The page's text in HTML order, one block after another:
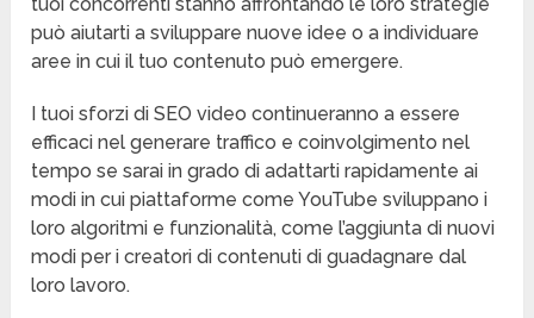
può aiutarti a sviluppare nuove idee o a individuare
aree in cui il tuo contenuto può emergere.
I tuoi sforzi di SEO video continueranno a essere
efficaci nel generare traffico e coinvolgimento nel
tempo se sarai in grado di adattarti rapidamente ai
modi in cui piattaforme come YouTube sviluppano i
loro algoritmi e funzionalità, come l’aggiunta di nuovi
modi per i creatori di contenuti di guadagnare dal
loro lavoro.